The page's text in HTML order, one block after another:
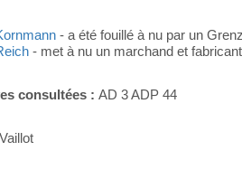
- a été fouillé à nu par un
- met à nu un marchand et
consultées :AD 3 ADP 44